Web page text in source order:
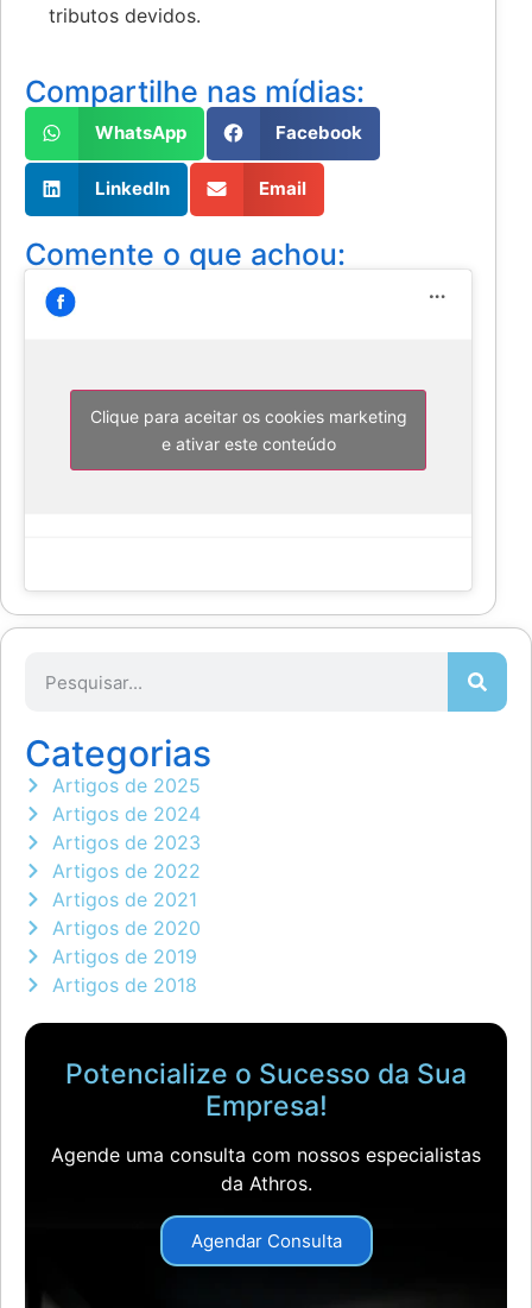
tributos devidos.
Compartilhe nas mídias:
WhatsApp Facebook
LinkedIn Email
Comente o que achou:
Clique para aceitar os cookies marketing
e ativar este conteúdo
Categorias
Artigos de 2025
Artigos de 2024
Artigos de 2023
Artigos de 2022
Artigos de 2021
Artigos de 2020
Artigos de 2019
Artigos de 2018
Potencialize o Sucesso da Sua
Empresa!
Agende uma consulta com nossos especialistas
da Athros.
Agendar Consulta